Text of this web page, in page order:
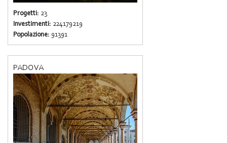
Progetti: 23
Investimenti: 224179219
Popolazione: 91391
PADOVA